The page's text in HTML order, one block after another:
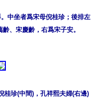
中坐者爲宋母倪桂珍；後排左
、宋慶齡，右爲宋子安。
桂珍(中間)，孔祥熙夫婦(右邊)